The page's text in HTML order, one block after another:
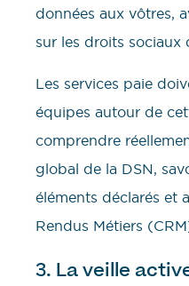
données aux vôtres,
sur les droits sociaux
Les services paie
équipes autour de
comprendre
global de la DSN,
éléments déclarés et
Rendus Métiers
3. La veille